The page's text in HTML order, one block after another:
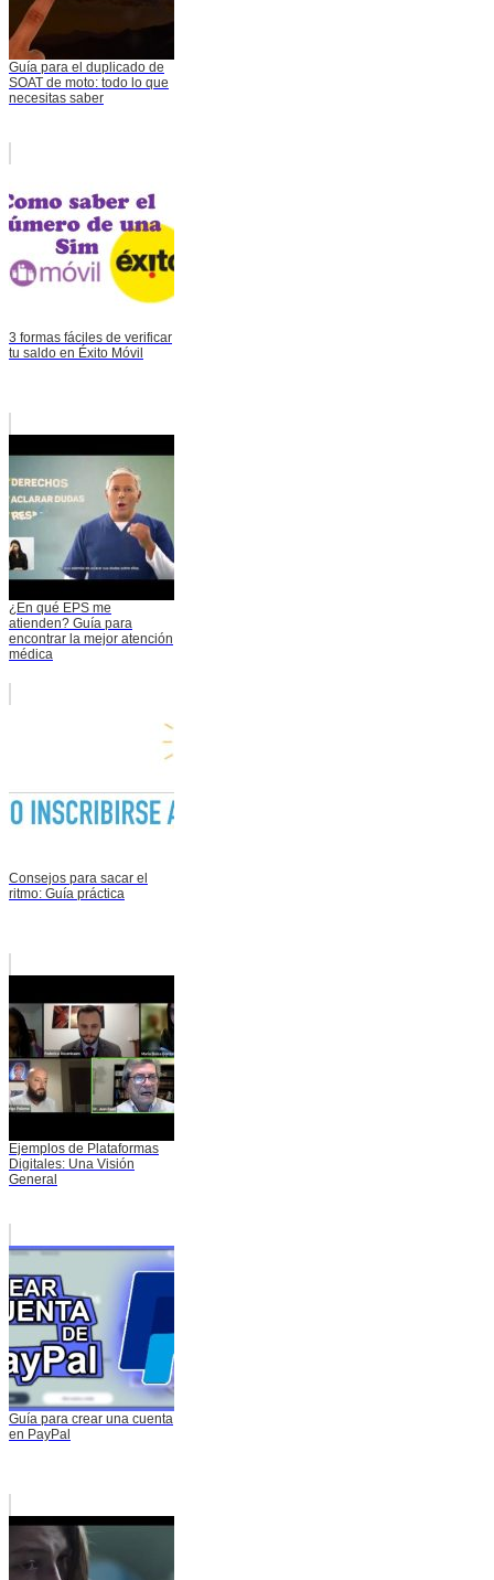
Guía para el duplicado de
SOAT de moto: todo lo que
necesitas saber
3 formas fáciles de verificar
tu saldo en Éxito Móvil
¿En qué EPS me
atienden? Guía para
encontrar la mejor atención
médica
Consejos para sacar el
ritmo: Guía práctica
Ejemplos de Plataformas
Digitales: Una Visión
General
Guía para crear una cuenta
en PayPal